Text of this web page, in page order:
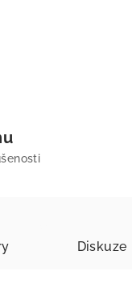
Diskuze